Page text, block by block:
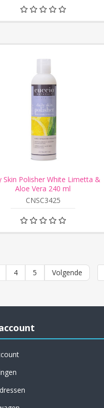
Skin Polisher White Limetta &
Aloe Vera 240 ml
CNSC3425
4 5 Volgende